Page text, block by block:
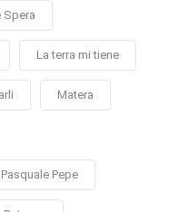
Spera
La terra mi tiene
Matera
Pasquale Pepe